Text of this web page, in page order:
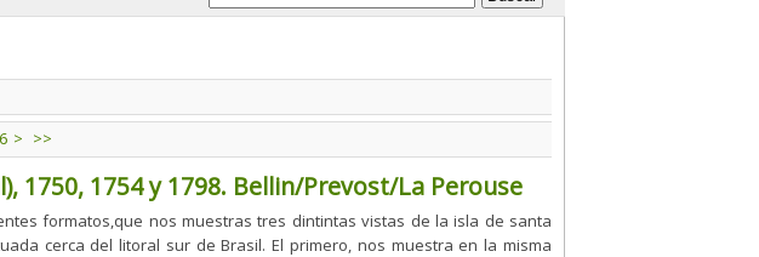
6 > >>
1750, 1754 y 1798. Bellin/Prevost/La Perouse
formatos,que nos muestras tres dintintas vistas de la isla de santa
cerca del litoral sur de Brasil. El primero, nos muestra en la misma